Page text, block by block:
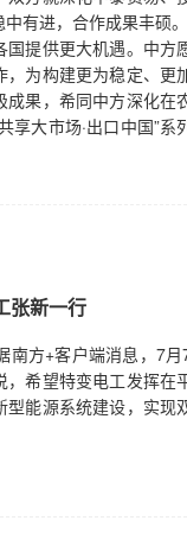
有进，合作成果丰硕
国提供更大机遇。中
，为构建更为稳定、
成果，希同中方深化
享大市场·出口中国”
张新一行
南方+客户端消息，7
，希望特变电工发挥
型能源系统建设，实